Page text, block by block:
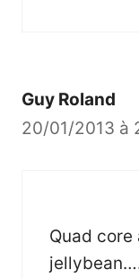
Guy Roland
20/01/2013 à
Quad core